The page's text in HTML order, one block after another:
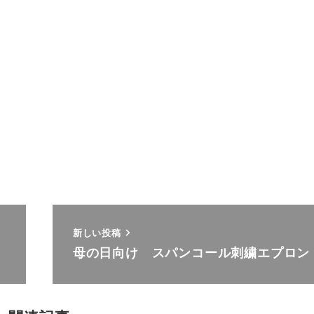
新しい投稿
母の日向け スパンコール刺繍エプロン